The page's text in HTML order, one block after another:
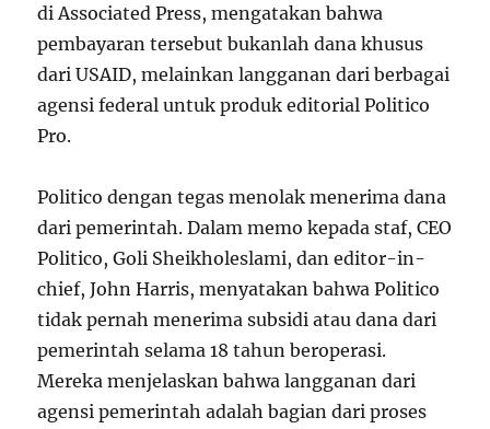
di Associated Press, mengatakan bahwa
pembayaran tersebut bukanlah dana khusus
dari USAID, melainkan langganan dari berbagai
agensi federal untuk produk editorial Politico
Pro.
Politico dengan tegas menolak menerima dana
dari pemerintah. Dalam memo kepada staf, CEO
Politico, Goli Sheikholeslami, dan editor-in-
chief, John Harris, menyatakan bahwa Politico
tidak pernah menerima subsidi atau dana dari
pemerintah selama 18 tahun beroperasi.
Mereka menjelaskan bahwa langganan dari
agensi pemerintah adalah bagian dari proses